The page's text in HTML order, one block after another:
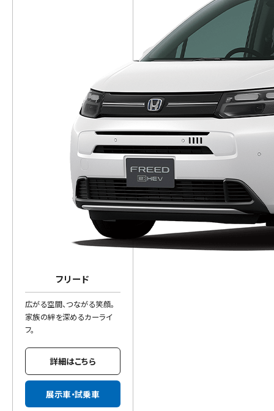
フリード
広がる空間、つながる笑顔。
家族の絆を深めるカーライ
フ。
詳細はこちら
展示車・試乗車